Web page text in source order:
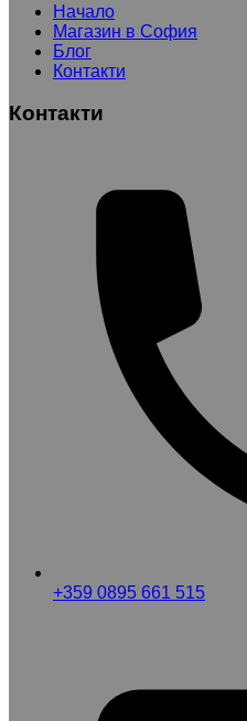
Начало
Магазин в София
Блог
Контакти
Контакти
+359 0895 661 515